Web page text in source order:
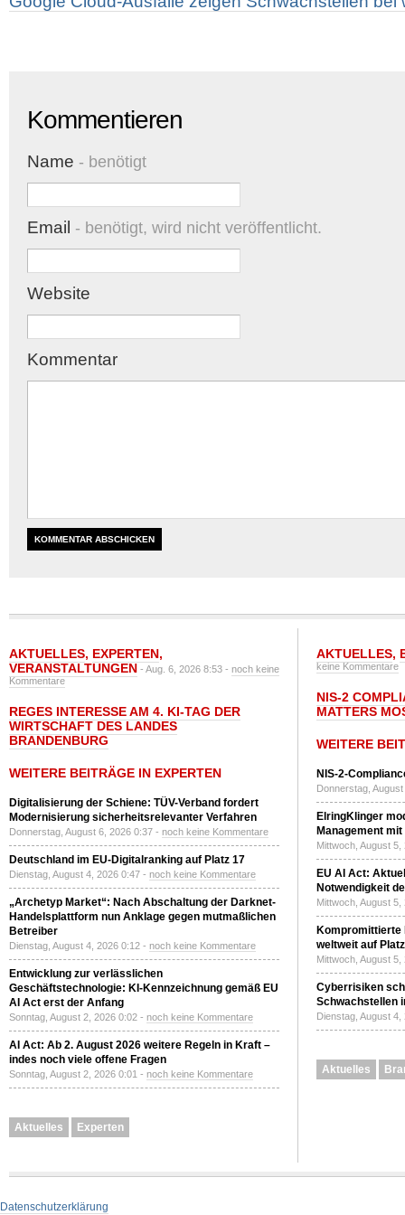
Kommentieren
Name - benötigt
Email - benötigt, wird nicht veröffentlicht.
Website
Kommentar
AKTUELLES, EXPERTEN,
VERANSTALTUNGEN - Aug. 6, 2026 8:53 - noch keine
Kommentare
REGES INTERESSE AM 4. KI-TAG DER
WIRTSCHAFT DES LANDES
BRANDENBURG
WEITERE BEITRÄGE IN EXPERTEN
Digitalisierung der Schiene: TÜV-Verband fordert
Modernisierung sicherheitsrelevanter Verfahren
Donnerstag, August 6, 2026 0:37 - noch keine Kommentare
Deutschland im EU-Digitalranking auf Platz 17
Dienstag, August 4, 2026 0:47 - noch keine Kommentare
„Archetyp Market“: Nach Abschaltung der Darknet-
Handelsplattform nun Anklage gegen mutmaßlichen
Betreiber
Dienstag, August 4, 2026 0:12 - noch keine Kommentare
Entwicklung zur verlässlichen
Geschäftstechnologie: KI-Kennzeichnung gemäß EU
AI Act erst der Anfang
Sonntag, August 2, 2026 0:02 - noch keine Kommentare
AI Act: Ab 2. August 2026 weitere Regeln in Kraft –
indes noch viele offene Fragen
Sonntag, August 2, 2026 0:01 - noch keine Kommentare
Aktuelles Experten
AKTUELLES,
keine Kommentare
NIS-2
MATTERS
WEITERE
NIS-2-
Donnerstag,
ElringKlinger
Management
Mittwoch, August
EU AI Act:
Notwendigkeit
Mittwoch, August
Kompromittierte
weltweit auf
Mittwoch, August
Cyberrisiken
Schwachstellen
Dienstag, August
Aktuelles
Datenschutzerklärung